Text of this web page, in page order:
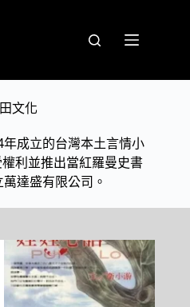
文化
成立的台灣本土言情小
利並推出當紅羅曼史書
達盛有限公司。